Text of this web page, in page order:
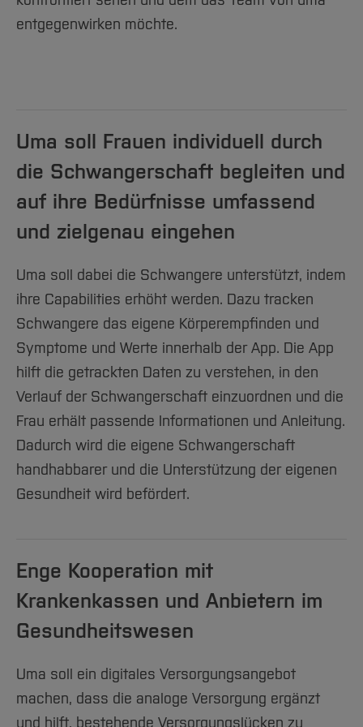
Arbeiten im FB G
Forschung und Projekte
International
Studiengänge
Studieninteressierte
Team
Service
Amtliche Bekanntmachungen
Notfall-Infos
Familiengerechte Hochschule
Gleichstellung
Hochschulbibliothek
Zentrale Studienberatung
entgegenwirken möchte.
Uma soll Frauen individuell durch
die Schwangerschaft begleiten und
auf ihre Bedürfnisse umfassend
und zielgenau eingehen
Uma soll dabei die Schwangere unterstützt, indem
ihre Capabilities erhöht werden. Dazu tracken
Schwangere das eigene Körperempfinden und
Symptome und Werte innerhalb der App. Die App
hilft die getrackten Daten zu verstehen, in den
Verlauf der Schwangerschaft einzuordnen und die
Frau erhält passende Informationen und Anleitung.
Dadurch wird die eigene Schwangerschaft
handhabbarer und die Unterstützung der eigenen
Gesundheit wird befördert.
Enge Kooperation mit
Krankenkassen und Anbietern im
Gesundheitswesen
Uma soll ein digitales Versorgungsangebot
machen, dass die analoge Versorgung ergänzt
und hilft, bestehende Versorgungslücken zu